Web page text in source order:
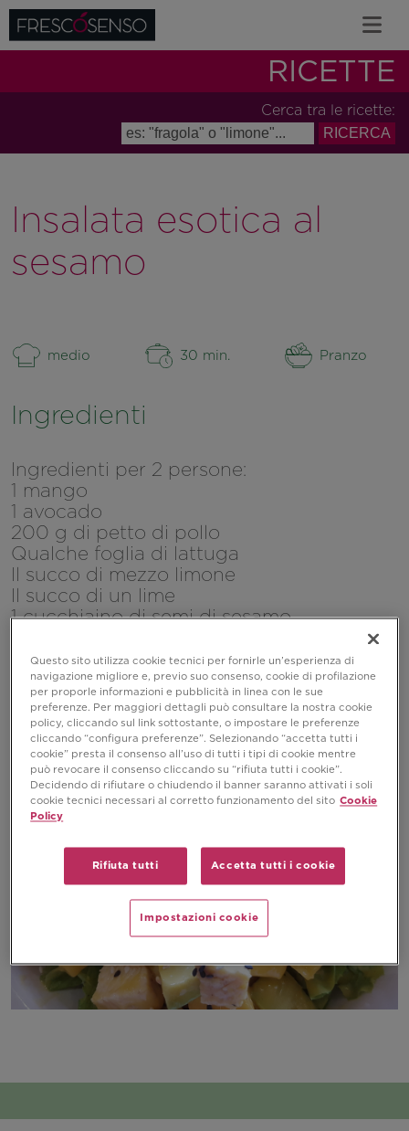
RICETTE
Cerca tra le ricette:
Insalata esotica al
sesamo
medio 30 min. Pranzo
Ingredienti
Ingredienti per 2 persone:
1 mango
1 avocado
200 g di petto di pollo
Qualche foglia di lattuga
Il succo di mezzo limone
Il succo di un lime
1 cucchiaino di semi di sesamo
Sale e pepe q.b.
Questo sito utilizza cookie tecnici per fornirle un’esperienza di
navigazione migliore e, previo suo consenso, cookie di profilazione
per proporle informazioni e pubblicità in linea con le sue
preferenze. Per maggiori dettagli può consultare la nostra cookie
policy, cliccando sul link sottostante, o impostare le preferenze
cliccando “configura preferenze”. Selezionando “accetta tutti i
cookie” presta il consenso all’uso di tutti i tipi di cookie mentre
può revocare il consenso cliccando su “rifiuta tutti i cookie”.
Decidendo di rifiutare o chiudendo il banner saranno attivati i soli
cookie tecnici necessari al corretto funzionamento del sito Cookie
Policy
Rifiuta tutti Accetta tutti i cookie
Impostazioni cookie